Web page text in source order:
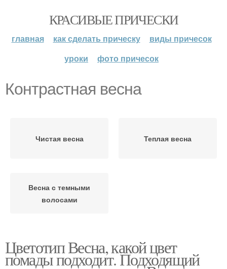
КРАСИВЫЕ ПРИЧЕСКИ
главная как сделать прическу
виды причесок
уроки
фото причесок
Контрастная весна
Чистая весна Теплая весна
Весна с темными
волосами
Цветотип Весна, какой цвет
помады подходит. Подходящий